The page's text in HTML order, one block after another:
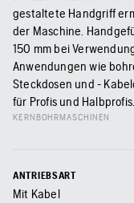
gestaltete Handgriff
der Maschine.
150 mm bei
Anwendungen wie
Steckdosen und -
für Profis und Halbprofis.
KERNBOHRMASCHINEN
ANTRIEBSART
Mit Kabel